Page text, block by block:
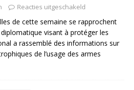
Reacties uitgeschakeld
de cette semaine se rapprochent
diplomatique visant à protéger les
a rassemblé des informations sur
de l’usage des armes